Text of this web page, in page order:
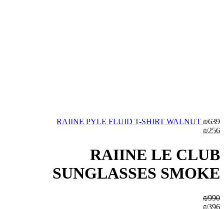
RAIINE PYLE FLUID T-SHIRT WALNUT ₪639
₪256
RAIINE LE CLUB
SUNGLASSES SMOKE
₪990
₪396